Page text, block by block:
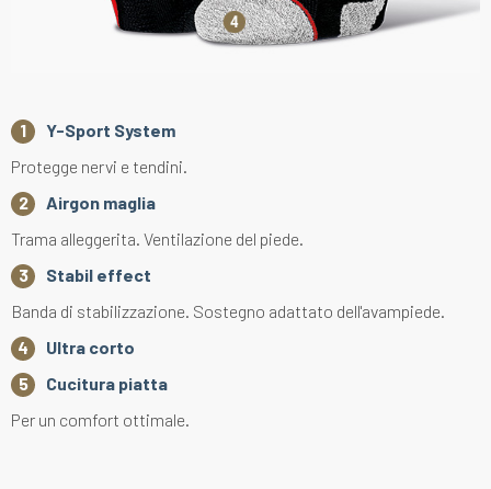
Y-Sport System
Protegge nervi e tendini.
Airgon maglia
Trama alleggerita. Ventilazione del piede.
Stabil effect
Banda di stabilizzazione. Sostegno adattato dell'avampiede.
Ultra corto
Cucitura piatta
Per un comfort ottimale.